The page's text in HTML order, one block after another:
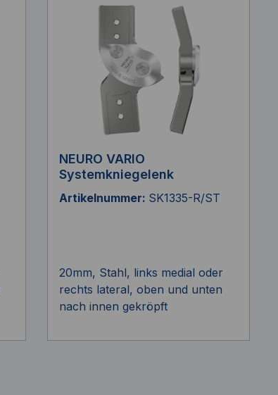
NEURO VARIO
Systemkniegelenk
Artikelnummer: SK1335-R/ST
20mm, Stahl, links medial oder
rechts lateral, oben und unten
nach innen gekröpft